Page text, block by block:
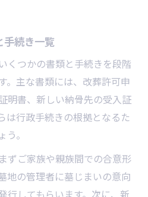
手続き一覧
くつかの書類と手続きを段階
。主な書類には、改葬許可申
明書、新しい納骨先の受入証
は行政手続きの根拠となるた
。
ずご家族や親族間での合意形
地の管理者に墓じまいの意向
行してもらいます。次に、新